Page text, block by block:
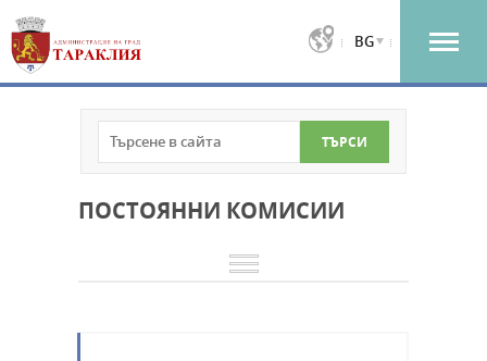
BG
ПОСТОЯННИ КОМИСИИ